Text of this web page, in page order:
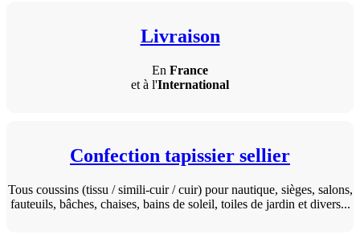
Livraison
En France
et à l'International
Confection tapissier sellier
Tous coussins (tissu / simili-cuir / cuir) pour nautique, sièges, salons,
fauteuils, bâches, chaises, bains de soleil, toiles de jardin et divers...